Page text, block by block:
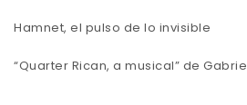
Hamnet, el pulso de lo invisible
“Quarter Rican, a musical” de